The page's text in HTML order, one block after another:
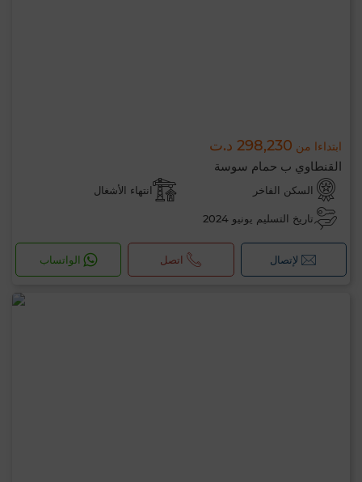
ابتداءا من 298,230 د.ت
القنطاوي ب حمام سوسة
السكن الفاخر انتهاء الأشغال
تاريخ التسليم يونيو 2024
لإتصال اتصل الواتساب